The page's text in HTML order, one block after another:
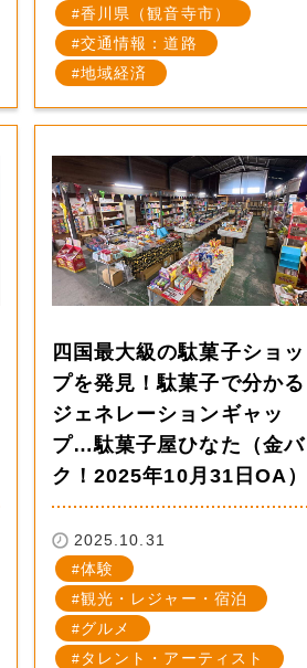
香川県（観音寺市）
交通情報：道路
地域経済
四国最大級の駄菓子ショッ
プを発見！駄菓子で分かる
ジェネレーションギャッ
プ…駄菓子屋ひなた（金バ
ク！2025年10月31日OA
2025.10.31
体験
観光・レジャー・宿泊
グルメ
タレント・アーティスト